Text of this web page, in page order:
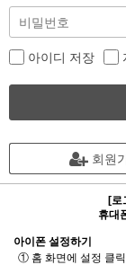
아이디 저장
회원
[로
휴대
아이폰 설정하기
① 홈 화면에 설정 클릭